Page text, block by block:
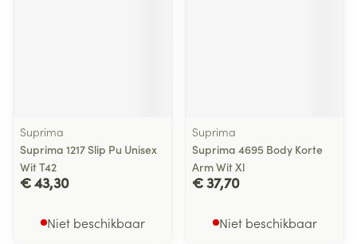
Suprima
Suprima 1217 Slip Pu Unisex
Wit T42
€ 43,30
Niet beschikbaar
Suprima
Suprima 4695 Body Korte
Arm Wit Xl
€ 37,70
Niet beschikbaar